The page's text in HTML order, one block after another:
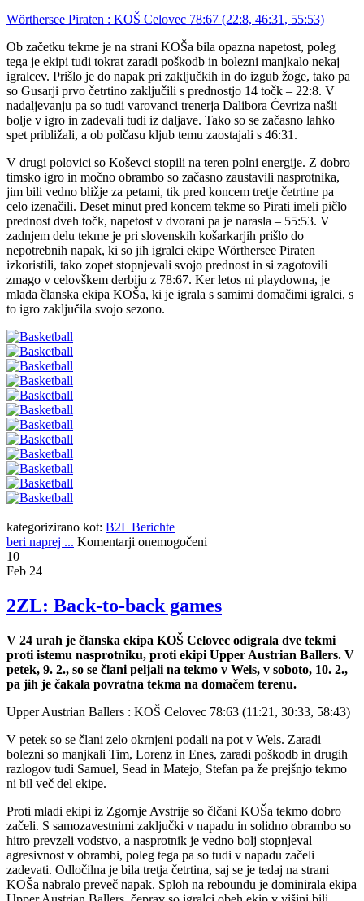
Wörthersee Piraten : KOŠ Celovec 78:67 (22:8, 46:31, 55:53)
Ob začetku tekme je na strani KOŠa bila opazna napetost, poleg
tega je ekipi tudi tokrat zaradi poškodb in bolezni manjkalo nekaj
igralcev. Prišlo je do napak pri zaključkih in do izgub žoge, tako pa
so Gusarji prvo četrtino zaključili s prednostjo 14 točk – 22:8. V
nadaljevanju pa so tudi varovanci trenerja Dalibora Ćevriza našli
bolje v igro in zadevali tudi iz daljave. Tako so se začasno lahko
spet približali, a ob polčasu kljub temu zaostajali s 46:31.
V drugi polovici so Koševci stopili na teren polni energije. Z dobro
timsko igro in močno obrambo so začasno zaustavili nasprotnika,
jim bili vedno bližje za petami, tik pred koncem tretje četrtine pa
celo izenačili. Deset minut pred koncem tekme so Pirati imeli pičlo
prednost dveh točk, napetost v dvorani pa je narasla – 55:53. V
zadnjem delu tekme je pri slovenskih košarkarjih prišlo do
nepotrebnih napak, ki so jih igralci ekipe Wörthersee Piraten
izkoristili, tako zopet stopnjevali svojo prednost in si zagotovili
zmago v celovškem derbiju z 78:67. Ker letos ni playdowna, je
mlada članska ekipa KOŠa, ki je igrala s samimi domačimi igralci, s
to igro zaključila svojo sezono.
kategorizirano kot: B2L Berichte
beri naprej ... Komentarji onemogočeni
10
Feb 24
2ZL: Back-to-back games
V 24 urah je članska ekipa KOŠ Celovec odigrala dve tekmi
proti istemu nasprotniku, proti ekipi Upper Austrian Ballers. V
petek, 9. 2., so se člani peljali na tekmo v Wels, v soboto, 10. 2.,
pa jih je čakala povratna tekma na domačem terenu.
Upper Austrian Ballers : KOŠ Celovec 78:63 (11:21, 30:33, 58:43)
V petek so se člani zelo okrnjeni podali na pot v Wels. Zaradi
bolezni so manjkali Tim, Lorenz in Enes, zaradi poškodb in drugih
razlogov tudi Samuel, Sead in Matejo, Stefan pa že prejšnjo tekmo
ni bil več del ekipe.
Proti mladi ekipi iz Zgornje Avstrije so člčani KOŠa tekmo dobro
začeli. S samozavestnimi zaključki v napadu in solidno obrambo so
hitro prevzeli vodstvo, a nasprotnik je vedno bolj stopnjeval
agresivnost v obrambi, poleg tega pa so tudi v napadu začeli
zadevati. Odločilna je bila tretja četrtina, saj se je tedaj na strani
KOŠa nabralo preveč napak. Sploh na reboundu je dominirala ekipa